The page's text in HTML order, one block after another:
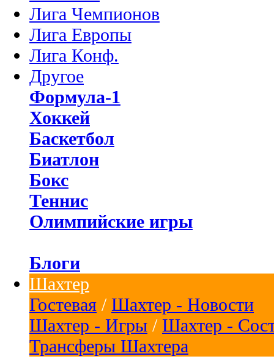
Лига Чемпионов
Лига Европы
Лига Конф.
Другое
Формула-1
Хоккей
Баскетбол
Биатлон
Бокс
Теннис
Олимпийские игры
Блоги
Шахтер
Гостевая / Шахтер - Новости
Шахтер - Игры / Шахтер -
Трансферы Шахтера